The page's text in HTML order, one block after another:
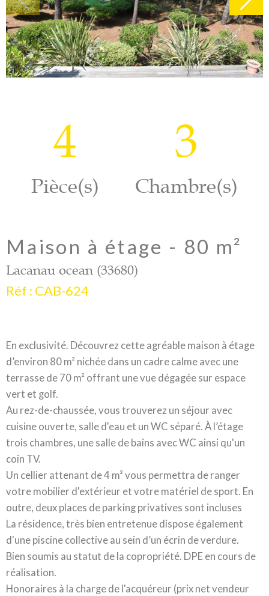
4
Pièce(s)
3
Chambre(s)
Maison à étage - 80 m²
Lacanau ocean (33680)
Réf : CAB-624
En exclusivité. Découvrez cette agréable maison à étage
d’environ 80 m² nichée dans un cadre calme avec une
terrasse de 70 m² offrant une vue dégagée sur espace
vert et golf.
Au rez-de-chaussée, vous trouverez un séjour avec
cuisine ouverte, salle d'eau et un WC séparé. À l’étage
trois chambres, une salle de bains avec WC ainsi qu'un
coin TV.
Un cellier attenant de 4 m² vous permettra de ranger
votre mobilier d'extérieur et votre matériel de sport. En
outre, deux places de parking privatives sont incluses
La résidence, très bien entretenue dispose également
d'une piscine collective au sein d’un écrin de verdure.
Bien soumis au statut de la copropriété. DPE en cours de
réalisation.
Honoraires à la charge de l'acquéreur (prix net vendeur